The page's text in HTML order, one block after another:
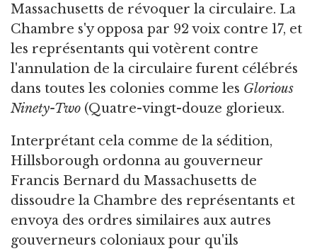
Massachusetts de révoquer la circulaire. La
Chambre s'y opposa par 92 voix contre 17, et
les représentants qui votèrent contre
l'annulation de la circulaire furent célébrés
dans toutes les colonies comme les Glorious
Ninety-Two (Quatre-vingt-douze glorieux.
Interprétant cela comme de la sédition,
Hillsborough ordonna au gouverneur
Francis Bernard du Massachusetts de
dissoudre la Chambre des représentants et
envoya des ordres similaires aux autres
gouverneurs coloniaux pour qu'ils